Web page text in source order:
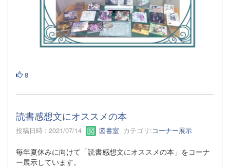
8
読書感想文にオススメの本
投稿日時 : 2021/07/14 図書室 カテゴリ:コーナー展示
毎年夏休みに向けて「読書感想文にオススメの本」をコーナ
ー展示しています。